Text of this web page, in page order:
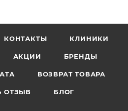
КОНТАКТЫ КЛИНИКИ
АКЦИИ БРЕНДЫ
ВОЗВРАТ ТОВАРА
ОТЗЫВ БЛОГ